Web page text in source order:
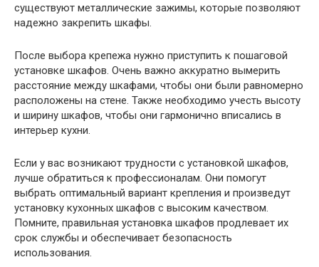
существуют металлические зажимы, которые позволяют
надежно закрепить шкафы.
После выбора крепежа нужно приступить к пошаговой
установке шкафов. Очень важно аккуратно вымерить
расстояние между шкафами, чтобы они были равномерно
расположены на стене. Также необходимо учесть высоту
и ширину шкафов, чтобы они гармонично вписались в
интерьер кухни.
Если у вас возникают трудности с установкой шкафов,
лучше обратиться к профессионалам. Они помогут
выбрать оптимальный вариант крепления и произведут
установку кухонных шкафов с высоким качеством.
Помните, правильная установка шкафов продлевает их
срок службы и обеспечивает безопасность
использования.